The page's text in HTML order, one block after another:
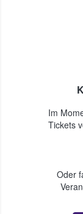
Im
Tickets
Oder